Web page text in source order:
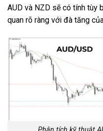
AUD và NZD sẽ có tính tùy
quan rõ ràng với đà tăng